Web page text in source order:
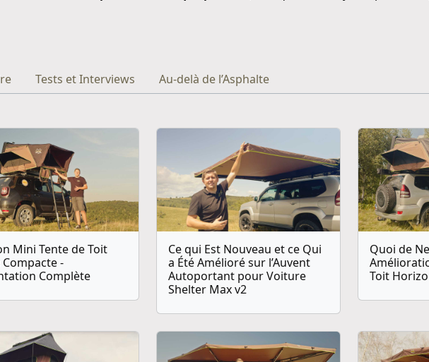
Tests et Interviews Au-delà de l’Asphalte
Mini Tente de Toit
Compacte -
Complète
Ce qui Est Nouveau et ce Qui
a Été Amélioré sur l’Auvent
Autoportant pour Voiture
Shelter Max v2
Quoi de
Toit